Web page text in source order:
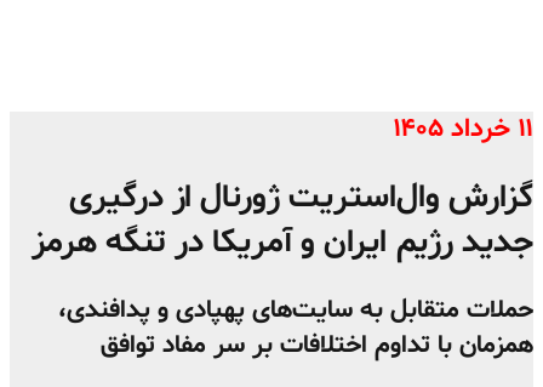
۱۱ خرداد ۱۴۰۵
گزارش وال‌استریت ژورنال از درگیری
جدید رژیم ایران و آمریکا در تنگه هرمز
حملات متقابل به سایت‌های پهپادی و پدافندی،
همزمان با تداوم اختلافات بر سر مفاد توافق